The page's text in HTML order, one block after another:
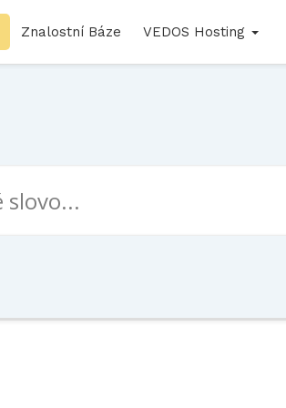
Znalostní Báze VEDOS Hosting